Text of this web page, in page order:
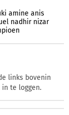
amine anis
nadhir nizar
links bovenin
te loggen.